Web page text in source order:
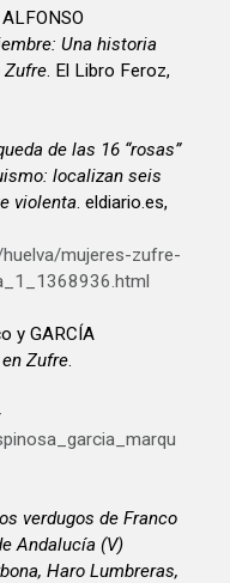
Una historia
Zufre. El Libro Feroz,
de las 16 “rosas”
localizan seis
violenta. eldiario.es,
mujeres-zufre-
y GARCÍA
Zufre.
verdugos de Franco
Andalucía (V)
Haro Lumbreras,